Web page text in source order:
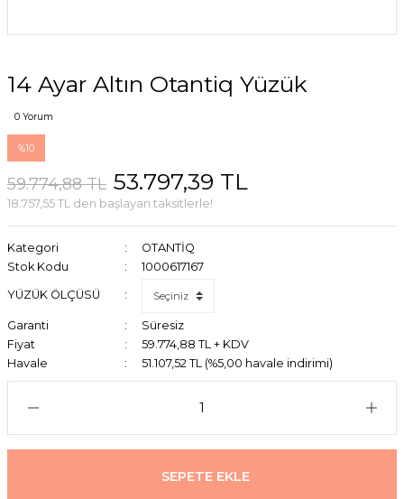
14 Ayar Altın Otantiq Yüzük
0 Yorum
%10
59.774,88 TL 53.797,39 TL
18.757,55 TL den başlayan taksitlerle!
Kategori
OTANTİQ
Stok Kodu
1000617167
YÜZÜK ÖLÇÜSÜ
Garanti
Süresiz
Fiyat
59.774,88 TL + KDV
Havale
51.107,52 TL (%5,00 havale indirimi)
SEPETE EKLE